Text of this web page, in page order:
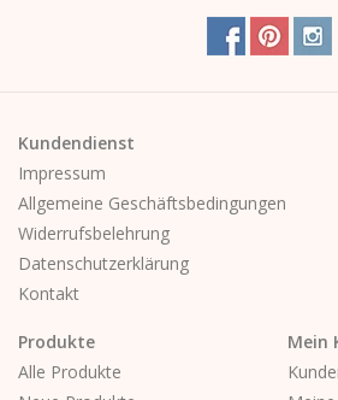
Kundendienst
Impressum
Allgemeine Geschäftsbedingungen
Widerrufsbelehrung
Datenschutzerklärung
Kontakt
Produkte
Alle Produkte
Mein